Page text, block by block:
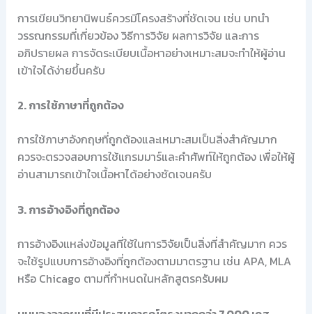
การเขียนวิทยานิพนธ์ควรมีโครงสร้างที่ชัดเจน เช่น บทนำ
วรรณกรรมที่เกี่ยวข้อง วิธีการวิจัย ผลการวิจัย และการ
อภิปรายผล การจัดระเบียบเนื้อหาอย่างเหมาะสมจะทำให้ผู้อ่าน
เข้าใจได้ง่ายขึ้นครับ
2. การใช้ภาษาที่ถูกต้อง
การใช้ภาษาอังกฤษที่ถูกต้องและเหมาะสมเป็นสิ่งสำคัญมาก
ควรจะตรวจสอบการใช้แกรมมาร์และคำศัพท์ให้ถูกต้อง เพื่อให้ผู้
อ่านสามารถเข้าใจเนื้อหาได้อย่างชัดเจนครับ
3. การอ้างอิงที่ถูกต้อง
การอ้างอิงแหล่งข้อมูลที่ใช้ในการวิจัยเป็นสิ่งที่สำคัญมาก ควร
จะใช้รูปแบบการอ้างอิงที่ถูกต้องตามมาตรฐาน เช่น APA, MLA
หรือ Chicago ตามที่กำหนดในหลักสูตรครับผม